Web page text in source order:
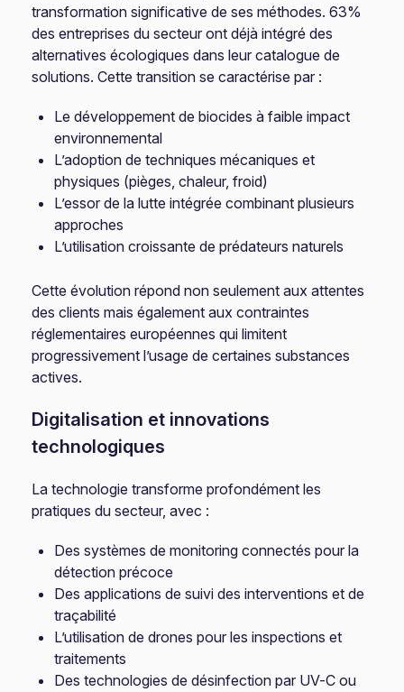
transformation significative de ses méthodes. 63%
des entreprises du secteur ont déjà intégré des
alternatives écologiques dans leur catalogue de
solutions. Cette transition se caractérise par :
Le développement de biocides à faible impact
environnemental
L’adoption de techniques mécaniques et
physiques (pièges, chaleur, froid)
L’essor de la lutte intégrée combinant plusieurs
approches
L’utilisation croissante de prédateurs naturels
Cette évolution répond non seulement aux attentes
des clients mais également aux contraintes
réglementaires européennes qui limitent
progressivement l’usage de certaines substances
actives.
Digitalisation et innovations
technologiques
La technologie transforme profondément les
pratiques du secteur, avec :
Des systèmes de monitoring connectés pour la
détection précoce
Des applications de suivi des interventions et de
traçabilité
L’utilisation de drones pour les inspections et
traitements
Des technologies de désinfection par UV-C ou